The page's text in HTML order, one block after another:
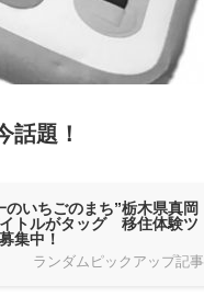
話題！
のいちごのまち”栃木県真岡
トルがタッグ 移住体験ツ
集中！
ランダムピックアップ記事